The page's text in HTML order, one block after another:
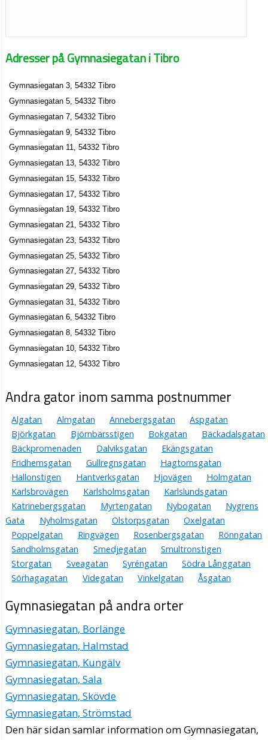
Adresser på Gymnasiegatan i Tibro
Gymnasiegatan 3, 54332 Tibro
Gymnasiegatan 5, 54332 Tibro
Gymnasiegatan 7, 54332 Tibro
Gymnasiegatan 9, 54332 Tibro
Gymnasiegatan 11, 54332 Tibro
Gymnasiegatan 13, 54332 Tibro
Gymnasiegatan 15, 54332 Tibro
Gymnasiegatan 17, 54332 Tibro
Gymnasiegatan 19, 54332 Tibro
Gymnasiegatan 21, 54332 Tibro
Gymnasiegatan 23, 54332 Tibro
Gymnasiegatan 25, 54332 Tibro
Gymnasiegatan 27, 54332 Tibro
Gymnasiegatan 29, 54332 Tibro
Gymnasiegatan 31, 54332 Tibro
Gymnasiegatan 6, 54332 Tibro
Gymnasiegatan 8, 54332 Tibro
Gymnasiegatan 10, 54332 Tibro
Gymnasiegatan 12, 54332 Tibro
Andra gator inom samma postnummer
Algatan Almgatan Annebergsgatan
Aspgatan
Björkgatan
Björnbärsstigen Bokgatan
Bäckadalsgatan
Bäckpromenaden
Dalviksgatan
Ekängsgatan
Fridhemsgatan
Gullregnsgatan
Hagtornsgatan
Hallonstigen
Hantverksgatan Hjovägen
Holmgatan
Karlsbrovägen
Karlsholmsgatan
Karlslundsgatan
Katrinebergsgatan
Myrtengatan Nybogatan
Nygrens
Gata
Nyholmsgatan Olstorpsgatan
Oxelgatan
Poppelgatan
Ringvägen Rosenbergsgatan
Rönngatan
Sandholmsgatan
Smedjegatan
Smultronstigen
Storgatan
Sveagatan Syréngatan
Södra Långgatan
Sörhagagatan
Videgatan Vinkelgatan Åsgatan
Gymnasiegatan på andra orter
Gymnasiegatan, Borlänge
Gymnasiegatan, Halmstad
Gymnasiegatan, Kungälv
Gymnasiegatan, Sala
Gymnasiegatan, Skövde
Gymnasiegatan, Strömstad
Den här sidan samlar information om Gymnasiegatan,